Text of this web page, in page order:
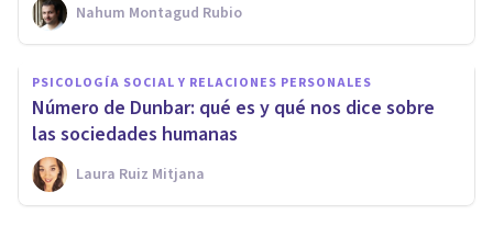
Nahum Montagud Rubio
PSICOLOGÍA SOCIAL Y RELACIONES PERSONALES
Número de Dunbar: qué es y qué nos dice sobre
las sociedades humanas
Laura Ruiz Mitjana